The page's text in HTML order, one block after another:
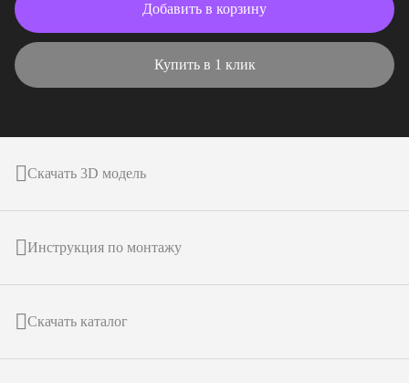
Добавить в корзину
Купить в 1 клик
Скачать 3D модель
Инструкция по монтажу
Скачать каталог